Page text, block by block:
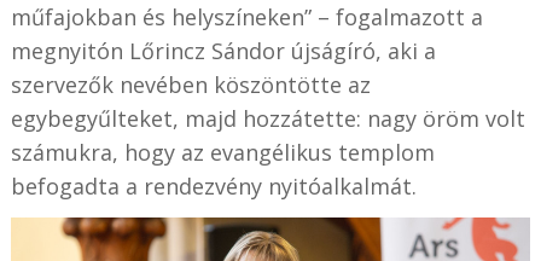
műfajokban és helyszíneken” – fogalmazott a
megnyitón Lőrincz Sándor újságíró, aki a
szervezők nevében köszöntötte az
egybegyűlteket, majd hozzátette: nagy öröm volt
számukra, hogy az evangélikus templom
befogadta a rendezvény nyitóalkalmát.